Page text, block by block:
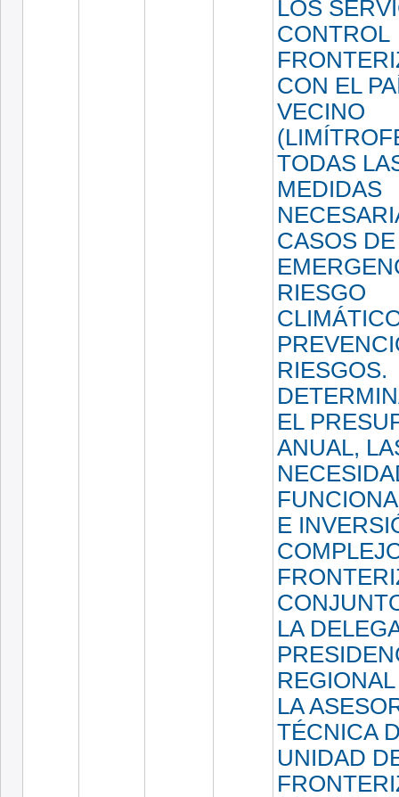
LOS
CONTROL
CON EL
VECINO
TODAS
MEDIDAS
CASOS DE
RIESGO
RIESGOS.
EL
ANUAL,
E
LA
LA
TÉCNICA
UNIDAD